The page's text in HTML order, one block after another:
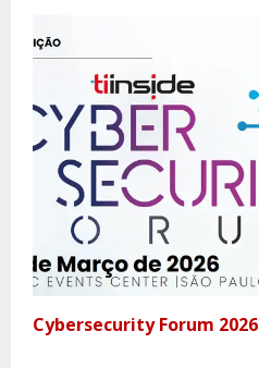
Cybersecurity Forum 2026